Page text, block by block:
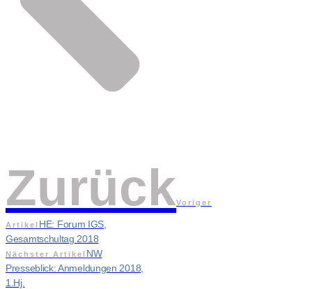
ZurückVoriger
Artikel HE: Forum IGS,
Gesamtschultag 2018
Nächster Artikel NW
Presseblick: Anmeldungen 2018,
1.Hj.